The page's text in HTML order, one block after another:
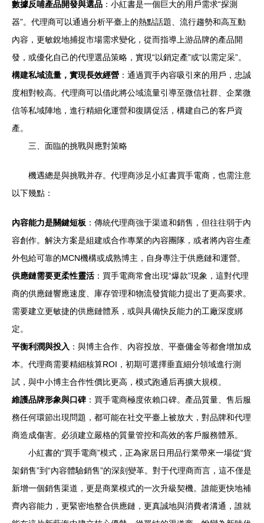
數據反哺產品開發與選品 ：小紅書是一個巨大的用戶需求“探測
器”。代理商可以通過分析平臺上的熱點話題、流行趨勢和高互動
內容，更敏銳地捕捉市場需求變化，從而指導上游品牌的產品開
發，或優化自己的代理選品策略，實現“以銷定產”或“以需定采”。
構建私域流量，實現長效經營 ：通過買手內容吸引來的用戶，忠誠
度相對較高。代理商可以借此將公域流量引導至微信社群、企業微
信等私域陣地，進行精細化運營和復購促活，構建自己的客戶資
產。
三、面臨的挑戰與應對策略
機遇總是與挑戰并存。代理商涉足小紅書買手電商，也需注意
以下幾點：
內容能力是關鍵短板 ：傳統代理商強于渠道和銷售，但往往弱于內
容創作。解決方案是組建或合作專業的內容團隊，或者將內容生產
外包給可靠的MCN機構或成熟博主，自身專注于供應鏈和運營。
供應鏈需要更柔性靈活 ：買手電商常會出現“爆款”現象，這對代理
商的供應鏈響應速度、庫存管理和物流發貨能力提出了更高要求。
需要建立更敏捷的供應鏈體系，或與具備快反能力的工廠深度綁
定。
平衡利潤與投入 ：與博主合作、內容投放、平臺傭金等都會增加成
本。代理商需要精細核算ROI，初期可選擇垂直細分領域進行測
試，與中小博主合作性價比更高，模式跑通后再擴大規模。
維護品牌形象與口碑 ：買手電商極度依賴口碑。產品質量、售后服
務任何環節出現問題，都可能在社交平臺上被放大，對品牌和代理
商造成傷害。必須建立嚴格的質量管控和高效的客戶服務體系。
小紅書的“買手電商”模式，正為家居日用品行業帶來一場從“貨
架銷售”到“內容體驗銷售”的深刻變革。對于代理商而言，這不僅是
新增一個銷售渠道，更是商業模式的一次升級契機。誰能更快地補
齊內容能力，更緊密地整合供應鏈，更真誠地與消費者溝通，誰就